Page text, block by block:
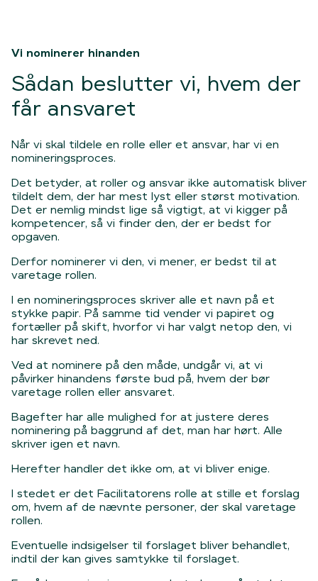
Vi nominerer hinanden
Sådan beslutter vi, hvem der
får ansvaret
Når vi skal tildele en rolle eller et ansvar, har vi en
nomineringsproces.
Det betyder, at roller og ansvar ikke automatisk bliver
tildelt dem, der har mest lyst eller størst motivation.
Det er nemlig mindst lige så vigtigt, at vi kigger på
kompetencer, så vi finder den, der er bedst for
opgaven.
Derfor nominerer vi den, vi mener, er bedst til at
varetage rollen.
I en nomineringsproces skriver alle et navn på et
stykke papir. På samme tid vender vi papiret og
fortæller på skift, hvorfor vi har valgt netop den, vi
har skrevet ned.
Ved at nominere på den måde, undgår vi, at vi
påvirker hinandens første bud på, hvem der bør
varetage rollen eller ansvaret.
Bagefter har alle mulighed for at justere deres
nominering på baggrund af det, man har hørt. Alle
skriver igen et navn.
Herefter handler det ikke om, at vi bliver enige.
I stedet er det Facilitatorens rolle at stille et forslag
om, hvem af de nævnte personer, der skal varetage
rollen.
Eventuelle indsigelser til forslaget bliver behandlet,
indtil der kan gives samtykke til forslaget.